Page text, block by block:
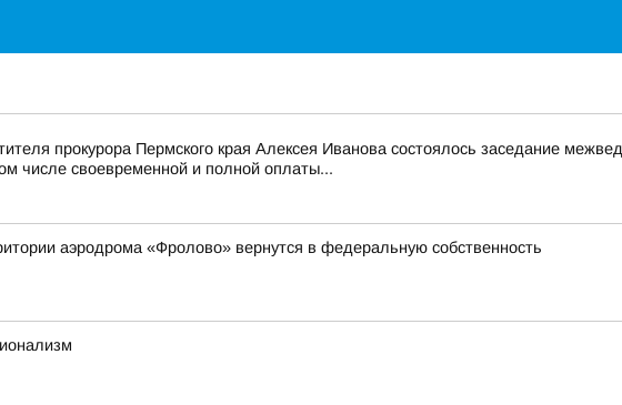
прокурора Пермского края Алексея Иванова состоялось заседание
числе своевременной и полной оплаты...
аэродрома «Фролово» вернутся в федеральную собственность